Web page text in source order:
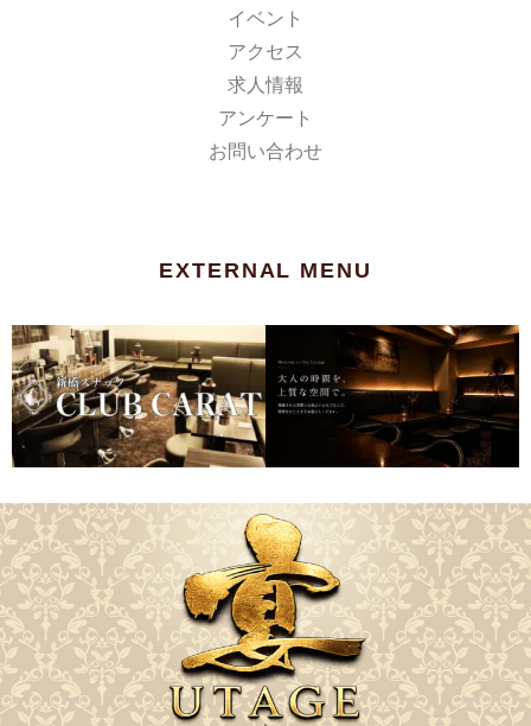
イベント
アクセス
求人情報
アンケート
お問い合わせ
EXTERNAL MENU